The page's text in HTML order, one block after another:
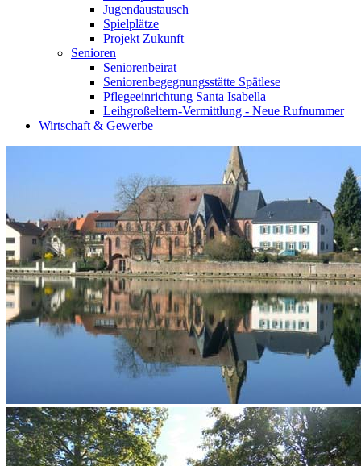
Jugendaustausch
Spielplätze
Projekt Zukunft
Senioren
Seniorenbeirat
Seniorenbegegnungsstätte Spätlese
Pflegeeinrichtung Santa Isabella
Leihgroßeltern-Vermittlung - Neue Rufnummer
Wirtschaft & Gewerbe